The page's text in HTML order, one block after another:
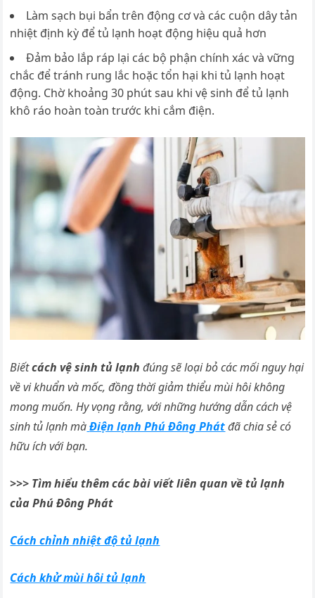
Làm sạch bụi bẩn trên động cơ và các cuộn dây tản
nhiệt định kỳ để tủ lạnh hoạt động hiệu quả hơn
Đảm bảo lắp ráp lại các bộ phận chính xác và vững
chắc để tránh rung lắc hoặc tổn hại khi tủ lạnh hoạt
động. Chờ khoảng 30 phút sau khi vệ sinh để tủ lạnh
khô ráo hoàn toàn trước khi cắm điện.
Biếtcách vệ sinh tủ lạnh đúng sẽ loại bỏ các mối nguy hại
về vi khuẩn và mốc, đồng thời giảm thiểu mùi hôi không
mong muốn. Hy vọng rằng, với những hướng dẫn cách vệ
sinh tủ lạnh mà Điện lạnh Phú Đông Phátđã chia sẻ có
hữu ích với bạn.
>>> Tìm hiểu thêm các bài viết liên quan về tủ lạnh
của Phú Đông Phát
Cách chỉnh nhiệt độ tủ lạnh
Cách khử mùi hôi tủ lạnh